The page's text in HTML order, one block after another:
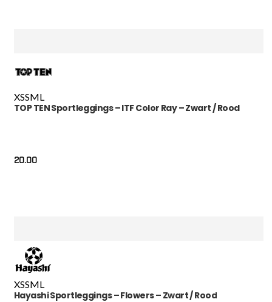
XSSML
TOP TEN Sportleggings – ITF Color Ray – Zwart / Rood
20.00
XSSML
Hayashi Sportleggings – Flowers – Zwart / Rood